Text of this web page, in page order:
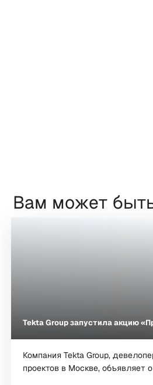
Вам может
Tekta Group запустила акцию
Компания Tekta Group,
проектов в Москве, объявляет